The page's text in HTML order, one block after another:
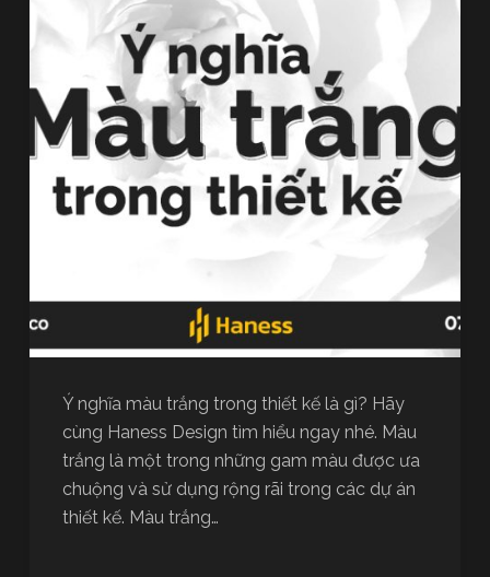
Ý nghĩa màu trắng trong thiết kế là gì? Hãy
cùng Haness Design tìm hiểu ngay nhé. Màu
trắng là một trong những gam màu được ưa
chuộng và sử dụng rộng rãi trong các dự án
thiết kế. Màu trắng…